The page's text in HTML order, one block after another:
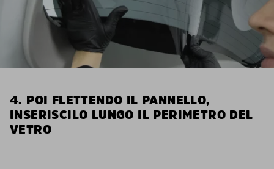
4. POI FLETTENDO IL PANNELLO,
INSERISCILO LUNGO IL PERIMETRO DEL
VETRO